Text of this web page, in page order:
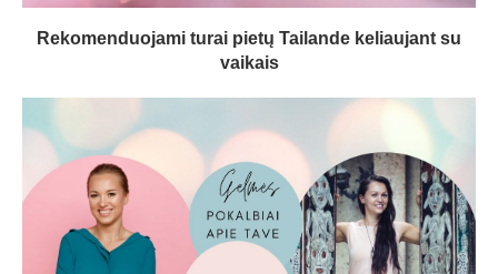
Rekomenduojami turai pietų Tailande keliaujant su
vaikais